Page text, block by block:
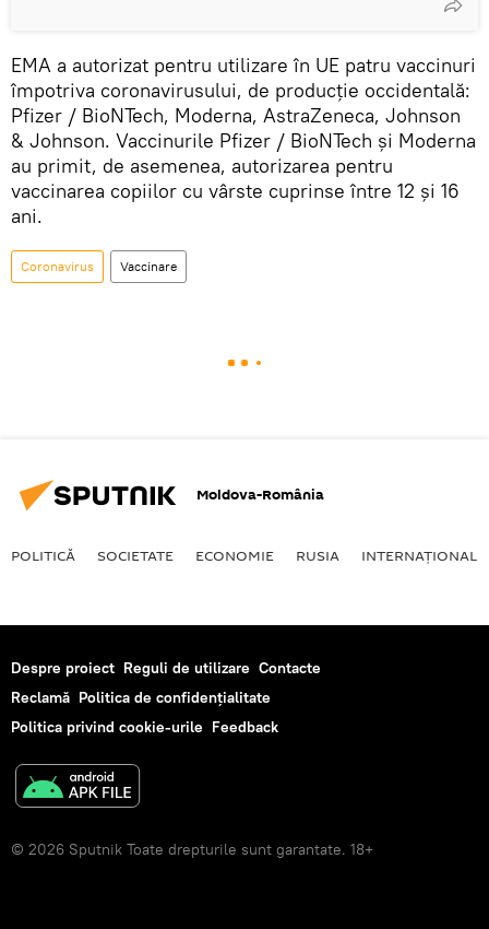
EMA a autorizat pentru utilizare în UE patru vaccinuri
împotriva coronavirusului, de producție occidentală:
Pfizer / BioNTech, Moderna, AstraZeneca, Johnson
& Johnson. Vaccinurile Pfizer / BioNTech și Moderna
au primit, de asemenea, autorizarea pentru
vaccinarea copiilor cu vârste cuprinse între 12 și 16
ani.
Coronavirus Vaccinare
Moldova-România
POLITICĂ SOCIETATE ECONOMIE RUSIA INTERNAŢIONAL
Despre proiect Reguli de utilizare Contacte
Reclamă Politica de confidențialitate
Politica privind cookie-urile Feedback
© 2026 Sputnik Toate drepturile sunt garantate. 18+